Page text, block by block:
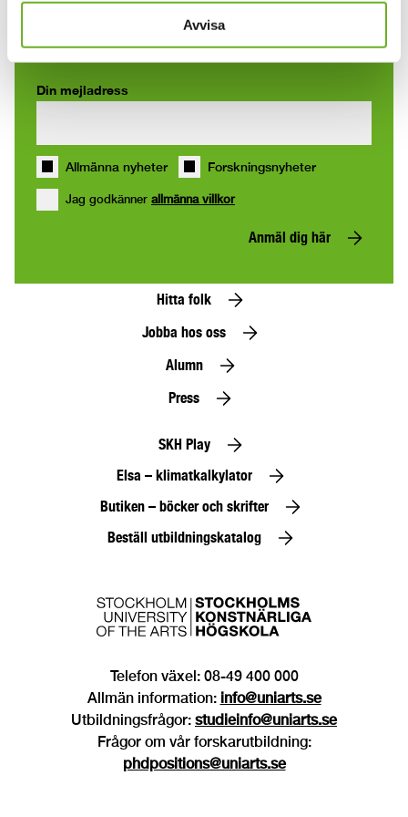
Avvisa
nyhetsbrev
Din mejladress
Allmänna nyheter Forskningsnyheter
Jag godkänner allmänna villkor
Anmäl dig här
Hitta folk
Jobba hos oss
Alumn
Press
SKH Play
Elsa – klimatkalkylator
Butiken – böcker och skrifter
Beställ utbildningskatalog
Telefon växel: 08-49 400 000
Allmän information: info@uniarts.se
Utbildningsfrågor: studieinfo@uniarts.se
Frågor om vår forskarutbildning:
phdpositions@uniarts.se